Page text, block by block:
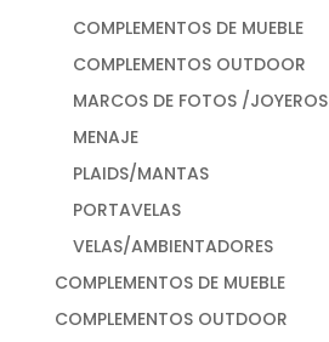
COMPLEMENTOS DE MUEBLE
COMPLEMENTOS OUTDOOR
MARCOS DE FOTOS /JOYEROS
MENAJE
PLAIDS/MANTAS
PORTAVELAS
VELAS/AMBIENTADORES
COMPLEMENTOS DE MUEBLE
COMPLEMENTOS OUTDOOR